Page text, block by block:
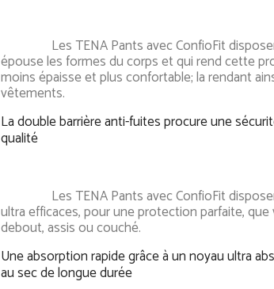
Les TENA Pants avec ConfioFit
épouse les formes du corps et qui rend cette
moins épaisse et plus confortable; la rendant
vêtements.
La double barrière anti-fuites procure une
qualité
Les TENA Pants avec ConfioFit
ultra efficaces, pour une protection parfaite,
debout, assis ou couché.
Une absorption rapide grâce à un noyau ultra
au sec de longue durée